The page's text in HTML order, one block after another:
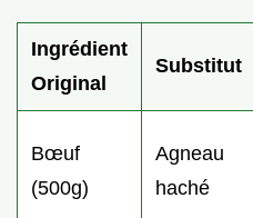
Ingrédient
Original
Substitut
Bœuf
(500g)
Agneau
haché